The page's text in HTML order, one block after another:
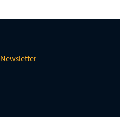
Newsletter